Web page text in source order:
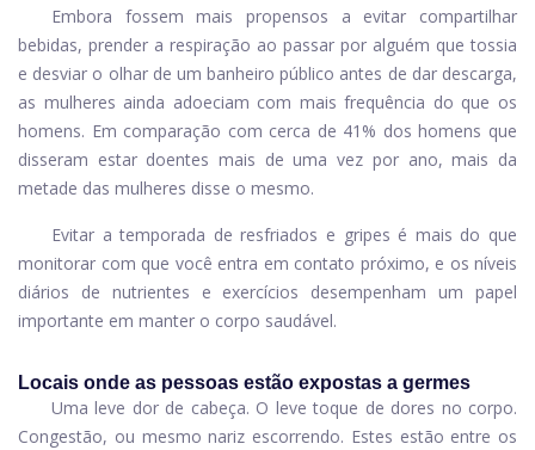
Embora fossem mais propensos a evitar compartilhar
bebidas, prender a respiração ao passar por alguém que tossia
e desviar o olhar de um banheiro público antes de dar descarga,
as mulheres ainda adoeciam com mais frequência do que os
homens. Em comparação com cerca de 41% dos homens que
disseram estar doentes mais de uma vez por ano, mais da
metade das mulheres disse o mesmo.
Evitar a temporada de resfriados e gripes é mais do que
monitorar com que você entra em contato próximo, e os níveis
diários de nutrientes e exercícios desempenham um papel
importante em manter o corpo saudável.
Locais onde as pessoas estão expostas a germes
Uma leve dor de cabeça. O leve toque de dores no corpo.
Congestão, ou mesmo nariz escorrendo. Estes estão entre os